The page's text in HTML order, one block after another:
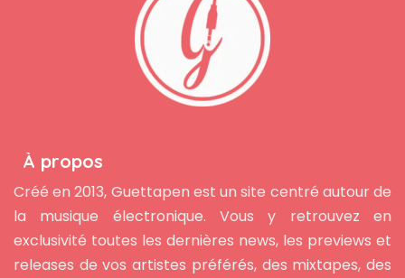
À propos
Créé en 2013, Guettapen est un site centré autour de
la musique électronique. Vous y retrouvez en
exclusivité toutes les dernières news, les previews et
releases de vos artistes préférés, des mixtapes, des